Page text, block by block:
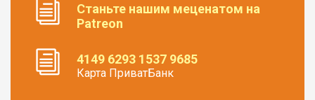
Станьте нашим меценатом на
Patreon
4149 6293 1537 9685
Карта ПриватБанк